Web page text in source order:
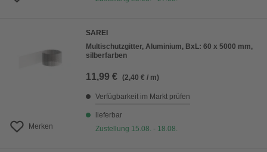
Merken
SAREI
Multischutzgitter, Aluminium, BxL: 60 x 5000 mm,
silberfarben
11,99 € (2,40 € / m)
Verfügbarkeit im Markt prüfen
lieferbar
Zustellung 15.08. - 18.08.